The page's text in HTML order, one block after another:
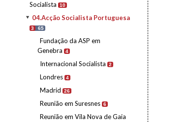
Socialista
10
04.Acção Socialista Portuguesa
3 65
Fundação da ASP em
Genebra
4
Internacional Socialista 2
Londres 4
Madrid 26
Reunião em Suresnes 6
Reunião em Vila Nova de Gaia